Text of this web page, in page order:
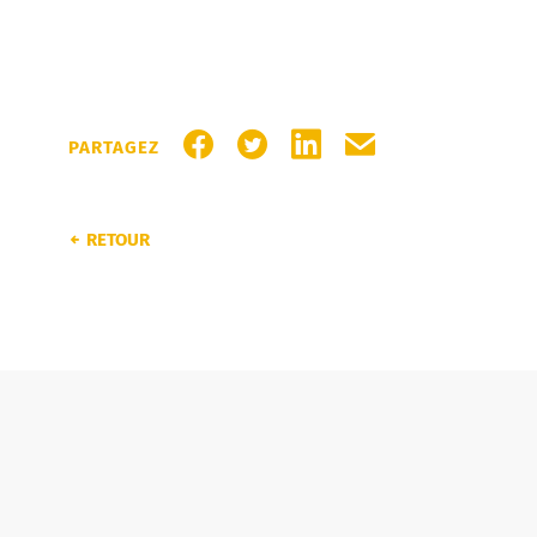
PARTAGEZ
PARTAGER SUR FACEBOOK
PARTAGER SUR TWITTER
PARTAGER SUR
PARTAGER PAR
RETOUR